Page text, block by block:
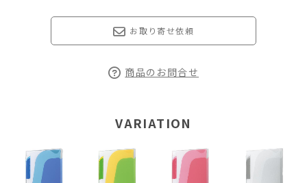
お取り寄せ依頼
商品のお問合せ
VARIATION